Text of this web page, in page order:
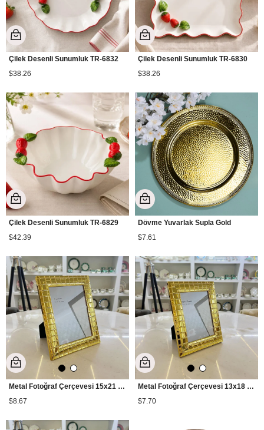
Çilek Desenli Sunumluk TR-6832
$38.26
Çilek Desenli Sunumluk TR-6830
$38.26
Çilek Desenli Sunumluk TR-6829
$42.39
Dövme Yuvarlak Supla Gold
$7.61
Metal Fotoğraf Çerçevesi 15x21 cm - Gold
$8.67
Metal Fotoğraf Çerçevesi 13x18 cm - Gold
$7.70